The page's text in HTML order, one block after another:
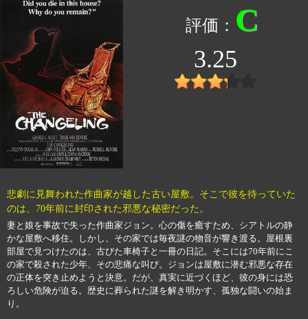
C
3.25
悲劇に見舞われた作曲家が越した古い屋敷。そこで彼を待っていた
のは、70年前に封印された邪悪な秘密だった。
妻と娘を事故で失った作曲家ジョン。心の傷を癒すため、シアトルの静
かな屋敷へ移住。しかし、その家では毎夜謎の物音が響き渡る。屋根裏
部屋で見つけたのは、古びた車椅子と一冊の日記。そこには70年前にこ
の家で殺された少年、その悲痛な叫び。ジョンは屋敷に潜む邪悪な存在
の正体を突き止めようと決意。だが、真実に近づくほど、彼の身には恐
ろしい危険が迫る。歴史に葬られた謎を解き明かす、孤独な闘いの始ま
り。